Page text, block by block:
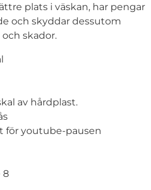
plats i väskan, har pengar
och skyddar dessutom
skador.
av hårdplast.
för youtube-pausen
8